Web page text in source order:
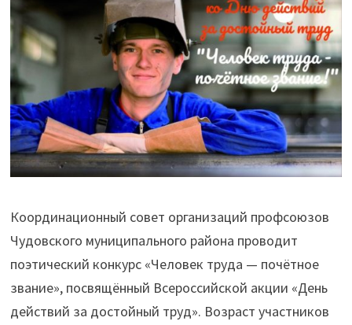
Координационный совет организаций профсоюзов
Чудовского муниципального района проводит
поэтический конкурс «Человек труда — почётное
звание», посвящённый Всероссийской акции «День
действий за достойный труд». Возраст участников